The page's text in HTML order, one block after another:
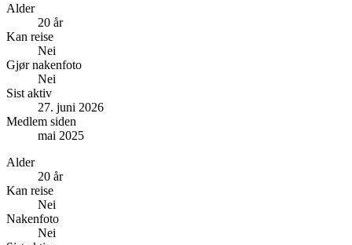
Alder
20 år
Kan reise
Nei
Gjør nakenfoto
Nei
Sist aktiv
27. juni 2026
Medlem siden
mai 2025
Alder
20 år
Kan reise
Nei
Nakenfoto
Nei